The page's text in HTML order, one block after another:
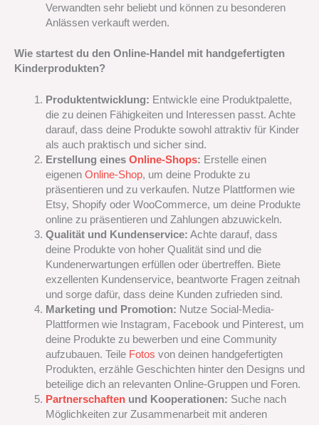
Verwandten sehr beliebt und können zu besonderen
Anlässen verkauft werden.
Wie startest du den Online-Handel mit handgefertigten
Kinderprodukten?
Produktentwicklung: Entwickle eine Produktpalette,
die zu deinen Fähigkeiten und Interessen passt. Achte
darauf, dass deine Produkte sowohl attraktiv für Kinder
als auch praktisch und sicher sind.
Erstellung eines Online-Shops: Erstelle einen
eigenen Online-Shop, um deine Produkte zu
präsentieren und zu verkaufen. Nutze Plattformen wie
Etsy, Shopify oder WooCommerce, um deine Produkte
online zu präsentieren und Zahlungen abzuwickeln.
Qualität und Kundenservice: Achte darauf, dass
deine Produkte von hoher Qualität sind und die
Kundenerwartungen erfüllen oder übertreffen. Biete
exzellenten Kundenservice, beantworte Fragen zeitnah
und sorge dafür, dass deine Kunden zufrieden sind.
Marketing und Promotion: Nutze Social-Media-
Plattformen wie Instagram, Facebook und Pinterest, um
deine Produkte zu bewerben und eine Community
aufzubauen. Teile Fotos von deinen handgefertigten
Produkten, erzähle Geschichten hinter den Designs und
beteilige dich an relevanten Online-Gruppen und Foren.
Partnerschaftenund Kooperationen: Suche nach
Möglichkeiten zur Zusammenarbeit mit anderen